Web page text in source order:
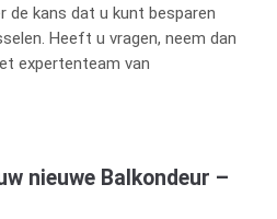
kans dat u kunt besparen
Heeft u vragen, neem dan
expertenteam van
nieuwe Balkondeur –